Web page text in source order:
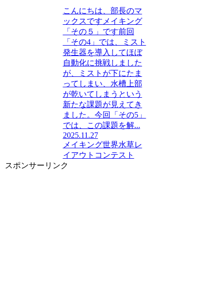
こんにちは、部長のマ
ックスですメイキング
「その５」です前回
「その4」では、ミスト
発生器を導入してほぼ
自動化に挑戦しました
が、ミストが下にたま
ってしまい、水槽上部
が乾いてしまうという
新たな課題が見えてき
ました。今回「その5」
では、この課題を解...
2025.11.27
メイキング世界水草レ
イアウトコンテスト
スポンサーリンク